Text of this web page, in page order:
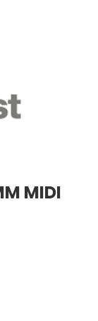
MIDI